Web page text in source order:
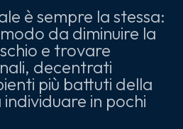
è sempre la stessa:
da diminuire la
e trovare
decentrati
più battuti della
in pochi